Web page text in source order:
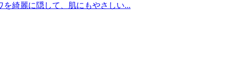
綺麗に隠して、肌にもやさしい...